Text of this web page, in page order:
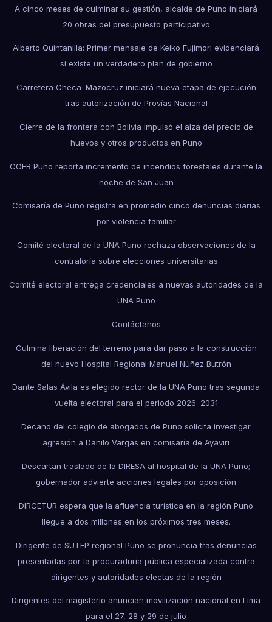
A cinco meses de culminar su gestión, alcalde de Puno iniciará
20 obras del presupuesto participativo
Alberto Quintanilla: Primer mensaje de Keiko Fujimori evidenciará
si existe un verdadero plan de gobierno
Carretera Checa–Mazocruz iniciará nueva etapa de ejecución
tras autorización de Provías Nacional
Cierre de la frontera con Bolivia impulsó el alza del precio de
huevos y otros productos en Puno
COER Puno reporta incremento de incendios forestales durante la
noche de San Juan
Comisaría de Puno registra en promedio cinco denuncias diarias
por violencia familiar
Comité electoral de la UNA Puno rechaza observaciones de la
contraloría sobre elecciones universitarias
Comité electoral entrega credenciales a nuevas autoridades de la
UNA Puno
Contáctanos
Culmina liberación del terreno para dar paso a la construcción
del nuevo Hospital Regional Manuel Núñez Butrón
Dante Salas Ávila es elegido rector de la UNA Puno tras segunda
vuelta electoral para el periodo 2026–2031
Decano del colegio de abogados de Puno solicita investigar
agresión a Danilo Vargas en comisaría de Ayaviri
Descartan traslado de la DIRESA al hospital de la UNA Puno;
gobernador advierte acciones legales por oposición
DIRCETUR espera que la afluencia turística en la región Puno
llegue a dos millones en los próximos tres meses.
Dirigente de SUTEP regional Puno se pronuncia tras denuncias
presentadas por la procuraduría pública especializada contra
dirigentes y autoridades electas de la región
Dirigentes del magisterio anuncian movilización nacional en Lima
para el 27, 28 y 29 de julio